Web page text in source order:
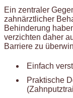
Ein zentraler
zahnärztlicher
Behinderung
verzichten daher
Barriere zu
Einfach
Praktische